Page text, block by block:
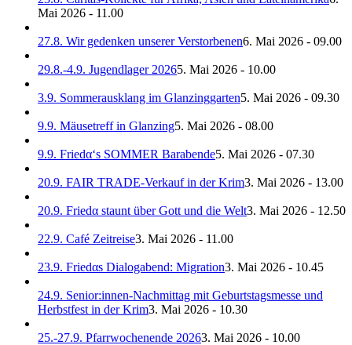
Mai 2026 - 11.00
27.8. Wir gedenken unserer Verstorbenen6. Mai 2026 - 09.00
29.8.-4.9. Jugendlager 20265. Mai 2026 - 10.00
3.9. Sommerausklang im Glanzinggarten5. Mai 2026 - 09.30
9.9. Mäusetreff in Glanzing5. Mai 2026 - 08.00
9.9. Friedα‘s SOMMER Barabende5. Mai 2026 - 07.30
20.9. FAIR TRADE-Verkauf in der Krim3. Mai 2026 - 13.00
20.9. Friedα staunt über Gott und die Welt3. Mai 2026 - 12.50
22.9. Café Zeitreise3. Mai 2026 - 11.00
23.9. Friedαs Dialogabend: Migration3. Mai 2026 - 10.45
24.9. Senior:innen-Nachmittag mit Geburtstagsmesse und
Herbstfest in der Krim3. Mai 2026 - 10.30
25.-27.9. Pfarrwochenende 20263. Mai 2026 - 10.00